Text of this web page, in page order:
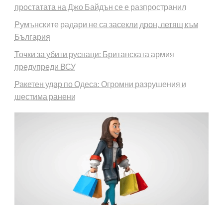
простатата на Джо Байдън се е разпространил
Румънските радари не са засекли дрон, летящ към
България
Точки за убити руснаци: Британската армия
предупреди ВСУ
Ракетен удар по Одеса: Огромни разрушения и
шестима ранени